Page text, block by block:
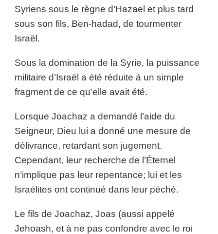
Syriens sous le règne d’Hazael et plus tard
sous son fils, Ben-hadad, de tourmenter
Israël.
Sous la domination de la Syrie, la puissance
militaire d’Israël a été réduite à un simple
fragment de ce qu’elle avait été.
Lorsque Joachaz a demandé l’aide du
Seigneur, Dieu lui a donné une mesure de
délivrance, retardant son jugement.
Cependant, leur recherche de l’Éternel
n’implique pas leur repentance; lui et les
Israélites ont continué dans leur péché.
Le fils de Joachaz, Joas (aussi appelé
Jehoash, et à ne pas confondre avec le roi